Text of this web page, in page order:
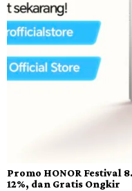
Promo HONOR Festival
12%, dan Gratis Ongkir